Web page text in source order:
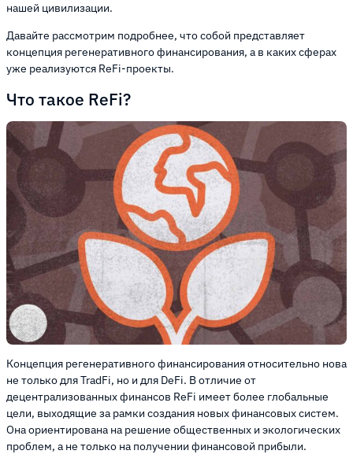
нашей цивилизации.
Давайте рассмотрим подробнее, что собой представляет
концепция регенеративного финансирования, а в каких сферах
уже реализуются ReFi-проекты.
Что такое ReFi?
Концепция регенеративного финансирования относительно нова
не только для TradFi, но и для DeFi. В отличие от
децентрализованных финансов ReFi имеет более глобальные
цели, выходящие за рамки создания новых финансовых систем.
Она ориентирована на решение общественных и экологических
проблем, а не только на получении финансовой прибыли.